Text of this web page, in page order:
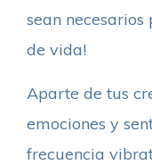
sean
de vida!
Aparte de tus
emociones y
frecuencia